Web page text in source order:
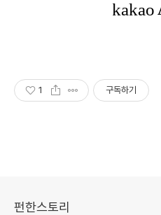
1 구독하기
펀한스토리